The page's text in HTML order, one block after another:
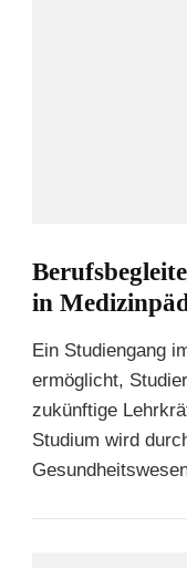
in
Ein Studiengang
ermöglicht,
zukünftige
Studium wird